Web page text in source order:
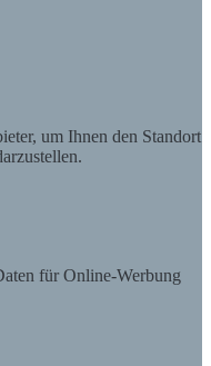
um Ihnen den Standort
für Online-Werbung